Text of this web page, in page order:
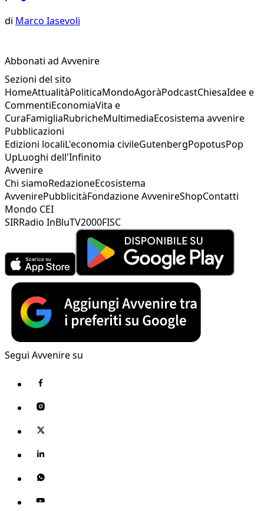
di Marco Iasevoli
Abbonati ad Avvenire
Sezioni del sito
HomeAttualitàPoliticaMondoAgoràPodcastChiesaIdee e
CommentiEconomiaVita e
CuraFamigliaRubricheMultimediaEcosistema avvenire
Pubblicazioni
Edizioni localiL'economia civileGutenbergPopotusPop
UpLuoghi dell'Infinito
Avvenire
Chi siamoRedazioneEcosistema
AvvenirePubblicitàFondazione AvvenireShopContatti
Mondo CEI
SIRRadio InBluTV2000FISC
Segui Avvenire su